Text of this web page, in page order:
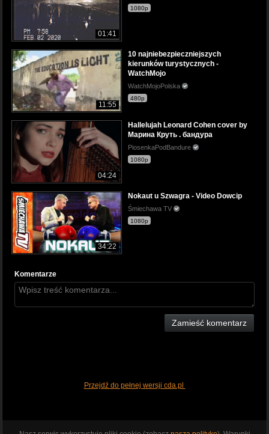
01:41
1080p
11:55
10 najniebezpieczniejszych
kierunków turystycznych -
WatchMojo
WatchMojoPolska
480p
04:24
Hallelujah Leonard Cohen cover by
Марина Круть . бандура
PiosenkaPodBandure
1080p
34:22
Nokaut u Szwagra - Video Dowcip
Śmiechawa TV
1080p
Komentarze
Zamieść komentarz
Przejdź do pełnej wersji cda.pl